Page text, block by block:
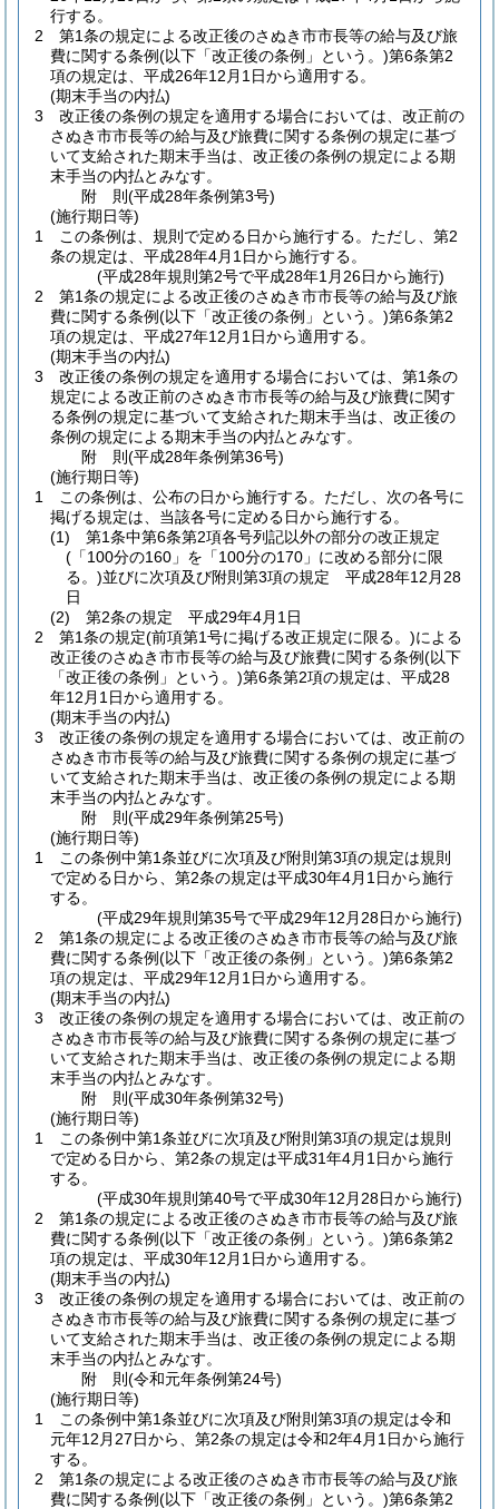
行する。
2
第1条の規定による改正後のさぬき市市長等の給与及び旅
費に関する条例(以下「改正後の条例」という。)第6条第2
項の規定は、平成26年12月1日から適用する。
(期末手当の内払)
3
改正後の条例の規定を適用する場合においては、改正前の
さぬき市市長等の給与及び旅費に関する条例の規定に基づ
いて支給された期末手当は、改正後の条例の規定による期
末手当の内払とみなす。
附 則(平成28年条例第3号)
(施行期日等)
1
この条例は、規則で定める日から施行する。 ただし、第2
条の規定は、平成28年4月1日から施行する。
(平成28年規則第2号で平成28年1月26日から施行)
2
第1条の規定による改正後のさぬき市市長等の給与及び旅
費に関する条例(以下「改正後の条例」という。)第6条第2
項の規定は、平成27年12月1日から適用する。
(期末手当の内払)
3
改正後の条例の規定を適用する場合においては、第1条の
規定による改正前のさぬき市市長等の給与及び旅費に関す
る条例の規定に基づいて支給された期末手当は、改正後の
条例の規定による期末手当の内払とみなす。
附 則(平成28年条例第36号)
(施行期日等)
1
この条例は、公布の日から施行する。 ただし、次の各号に
掲げる規定は、当該各号に定める日から施行する。
(1)
第1条中第6条第2項各号列記以外の部分の改正規定
(「100分の160」を「100分の170」に改める部分に限
る。)並びに次項及び附則第3項の規定 平成28年12月28
日
(2)
第2条の規定 平成29年4月1日
2
第1条の規定(前項第1号に掲げる改正規定に限る。)による
改正後のさぬき市市長等の給与及び旅費に関する条例(以下
「改正後の条例」という。)第6条第2項の規定は、平成28
年12月1日から適用する。
(期末手当の内払)
3
改正後の条例の規定を適用する場合においては、改正前の
さぬき市市長等の給与及び旅費に関する条例の規定に基づ
いて支給された期末手当は、改正後の条例の規定による期
末手当の内払とみなす。
附 則(平成29年条例第25号)
(施行期日等)
1
この条例中第1条並びに次項及び附則第3項の規定は規則
で定める日から、第2条の規定は平成30年4月1日から施行
する。
(平成29年規則第35号で平成29年12月28日から施行)
2
第1条の規定による改正後のさぬき市市長等の給与及び旅
費に関する条例(以下「改正後の条例」という。)第6条第2
項の規定は、平成29年12月1日から適用する。
(期末手当の内払)
3
改正後の条例の規定を適用する場合においては、改正前の
さぬき市市長等の給与及び旅費に関する条例の規定に基づ
いて支給された期末手当は、改正後の条例の規定による期
末手当の内払とみなす。
附 則(平成30年条例第32号)
(施行期日等)
1
この条例中第1条並びに次項及び附則第3項の規定は規則
で定める日から、第2条の規定は平成31年4月1日から施行
する。
(平成30年規則第40号で平成30年12月28日から施行)
2
第1条の規定による改正後のさぬき市市長等の給与及び旅
費に関する条例(以下「改正後の条例」という。)第6条第2
項の規定は、平成30年12月1日から適用する。
(期末手当の内払)
3
改正後の条例の規定を適用する場合においては、改正前の
さぬき市市長等の給与及び旅費に関する条例の規定に基づ
いて支給された期末手当は、改正後の条例の規定による期
末手当の内払とみなす。
附 則(令和元年条例第24号)
(施行期日等)
1
この条例中第1条並びに次項及び附則第3項の規定は令和
元年12月27日から、第2条の規定は令和2年4月1日から施行
する。
2
第1条の規定による改正後のさぬき市市長等の給与及び旅
費に関する条例(以下「改正後の条例」という。)第6条第2